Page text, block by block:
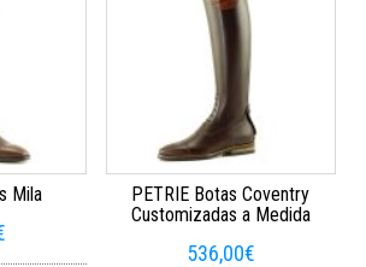
Mila
PETRIE Botas Coventry
Customizadas a Medida
536,00€